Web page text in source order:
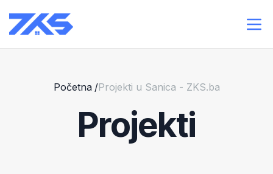
Početna /Projekti u Sanica - ZKS.ba
Projekti